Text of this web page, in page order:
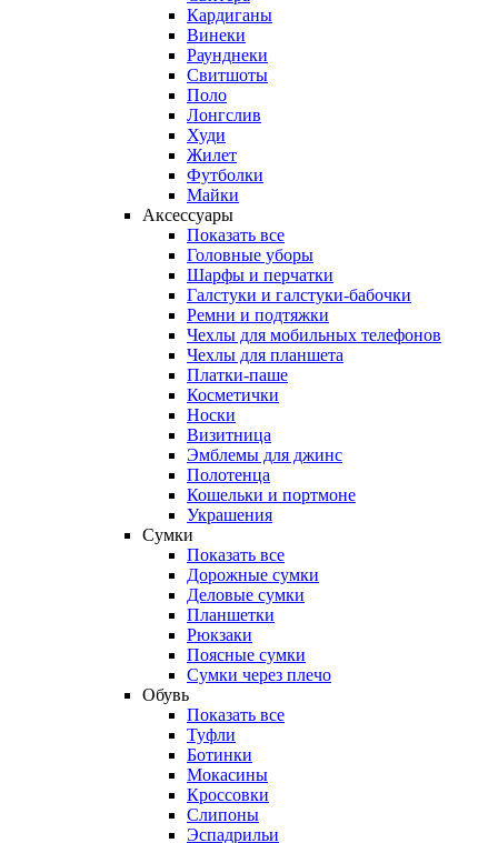
Кардиганы
Винеки
Раунднеки
Свитшоты
Поло
Лонгслив
Худи
Жилет
Футболки
Майки
Аксессуары
Показать все
Головные уборы
Шарфы и перчатки
Галстуки и галстуки-бабочки
Ремни и подтяжки
Чехлы для мобильных телефонов
Чехлы для планшета
Платки-паше
Косметички
Носки
Визитница
Эмблемы для джинс
Полотенца
Кошельки и портмоне
Украшения
Сумки
Показать все
Дорожные сумки
Деловые сумки
Планшетки
Рюкзаки
Поясные сумки
Сумки через плечо
Обувь
Показать все
Туфли
Ботинки
Мокасины
Кроссовки
Слипоны
Эспадрильи